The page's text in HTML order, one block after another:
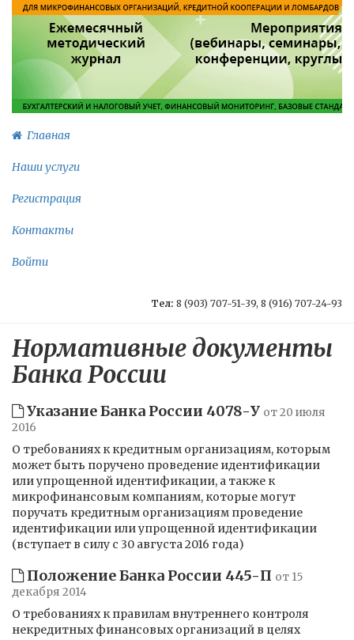
Главная
Наши услуги
Регистрация
Контакты
Войти
Тел: 8 (903) 707-51-39, 8 (916) 707-24-93
Нормативные документы
Банка России
Указание Банка России 4078-У от 20 июля
2016
О требованиях к кредитным организациям, которым
может быть поручено проведение идентификации
или упрощенной идентификации, а также к
микрофинансовым компаниям, которые могут
поручать кредитным организациям проведение
идентификации или упрощенной идентификации
(вступает в силу с 30 августа 2016 года)
Положение Банка России 445-П от 15
декабря 2014
О требованиях к правилам внутреннего контроля
некредитных финансовых организаций в целях